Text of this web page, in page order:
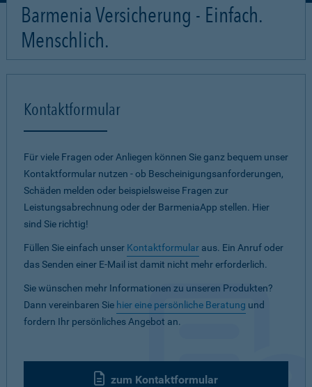
Barmenia Versicherung - Einfach.
Menschlich.
Kontaktformular
Für viele Fragen oder Anliegen können Sie ganz bequem unser
Kontaktformular nutzen - ob Bescheinigungsanforderungen,
Schäden melden oder beispielsweise Fragen zur
Leistungsabrechnung oder der BarmeniaApp stellen. Hier
sind Sie richtig!
Füllen Sie einfach unser Kontaktformular aus. Ein Anruf oder
das Senden einer E-Mail ist damit nicht mehr erforderlich.
Sie wünschen mehr Informationen zu unseren Produkten?
Dann vereinbaren Sie hier eine persönliche Beratung und
fordern Ihr persönliches Angebot an.
zum Kontaktformular